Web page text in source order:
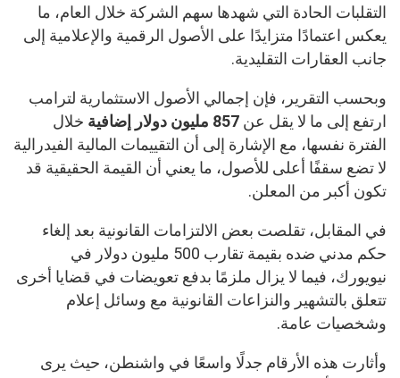
التقلبات الحادة التي شهدها سهم الشركة خلال العام، ما
يعكس اعتمادًا متزايدًا على الأصول الرقمية والإعلامية إلى
جانب العقارات التقليدية.
وبحسب التقرير، فإن إجمالي الأصول الاستثمارية لترامب
ارتفع إلى ما لا يقل عن 857 مليون دولار إضافية
خلال
الفترة نفسها، مع الإشارة إلى أن التقييمات المالية الفيدرالية
لا تضع سقفًا أعلى للأصول، ما يعني أن القيمة الحقيقية قد
تكون أكبر من المعلن.
في المقابل، تقلصت بعض الالتزامات القانونية بعد إلغاء
حكم مدني ضده بقيمة تقارب 500 مليون دولار في
نيويورك، فيما لا يزال ملزمًا بدفع تعويضات في قضايا أخرى
تتعلق بالتشهير والنزاعات القانونية مع وسائل إعلام
وشخصيات عامة.
وأثارت هذه الأرقام جدلًا واسعًا في واشنطن، حيث يرى